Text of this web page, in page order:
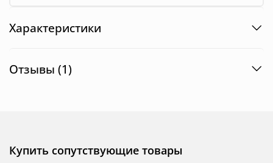
Характеристики
Отзывы (1)
Купить сопутствующие товары